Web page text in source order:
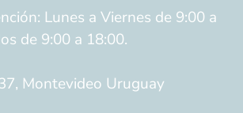
Lunes a Viernes de 9:00 a
de 9:00 a 18:00.
Montevideo Uruguay